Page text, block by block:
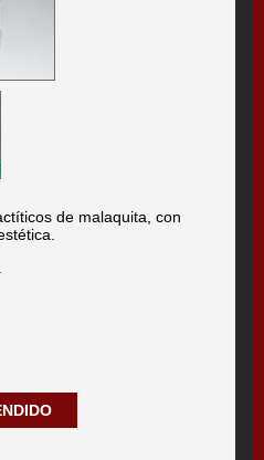
de malaquita, con